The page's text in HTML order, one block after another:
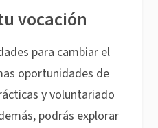
vocación
para cambiar el
oportunidades de
y voluntariado
podrás explorar